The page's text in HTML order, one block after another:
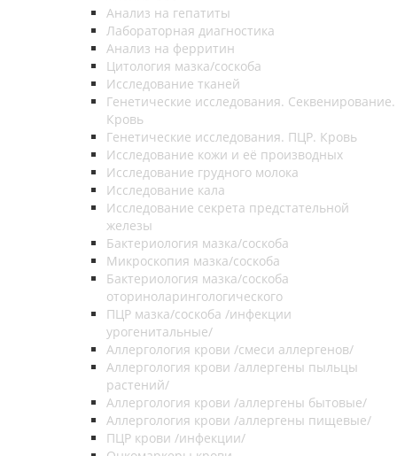
Анализ на гепатиты
Лабораторная диагностика
Анализ на ферритин
Цитология мазка/соскоба
Исследование тканей
Генетические исследования. Секвенирование.
Кровь
Генетические исследования. ПЦР. Кровь
Исследование кожи и её производных
Исследование грудного молока
Исследование кала
Исследование секрета предстательной
железы
Бактериология мазка/соскоба
Микроскопия мазка/соскоба
Бактериология мазка/соскоба
оториноларингологического
ПЦР мазка/соскоба /инфекции
урогенитальные/
Аллергология крови /смеси аллергенов/
Аллергология крови /аллергены пыльцы
растений/
Аллергология крови /аллергены бытовые/
Аллергология крови /аллергены пищевые/
ПЦР крови /инфекции/